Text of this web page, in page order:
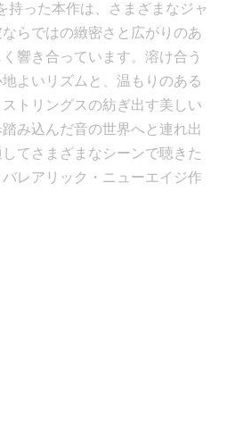
持った本作は、さまざまなジャ
らではの緻密さと広がりのあ
響き合っています。溶け合う
よいリズムと、温もりのある
トリングスの紡ぎ出す美しい
み込んだ音の世界へと連れ出
てさまざまなシーンで聴きた
レアリック・ニューエイジ作